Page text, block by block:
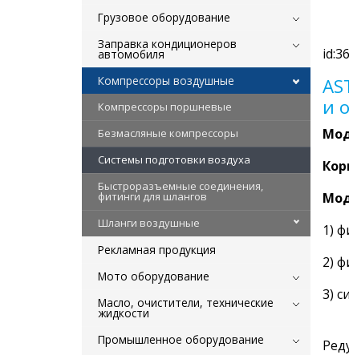
Грузовое оборудование
Заправка кондиционеров
автомобиля
Компрессоры воздушные
Компрессоры поршневые
Безмасляные компрессоры
Системы подготовки воздуха
Быстроразъемные соединения,
фитинги для шлангов
Шланги воздушные
Рекламная продукция
Мото оборудование
Масло, очистители, технические
жидкости
Промышленное оборудование
и
1)
2)
3)